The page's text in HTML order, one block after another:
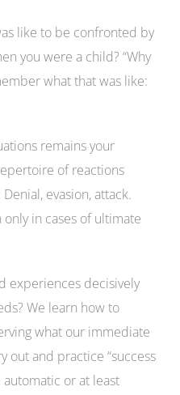
like to be confronted by
you were a child? “Why
what that was like:
remains your
of reactions
evasion, attack.
in cases of ultimate
experiences decisively
We learn how to
what our immediate
out and practice “success
or at least